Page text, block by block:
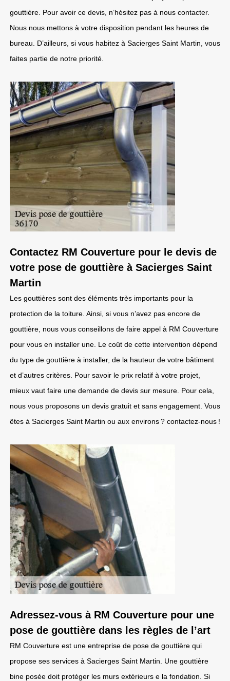
gouttière. Pour avoir ce devis, n’hésitez pas à nous contacter.
Nous nous mettons à votre disposition pendant les heures de
bureau. D’ailleurs, si vous habitez à Sacierges Saint Martin, vous
faites partie de notre priorité.
Contactez RM Couverture pour le devis de
votre pose de gouttière à Sacierges Saint
Martin
Les gouttières sont des éléments très importants pour la
protection de la toiture. Ainsi, si vous n’avez pas encore de
gouttière, nous vous conseillons de faire appel à RM Couverture
pour vous en installer une. Le coût de cette intervention dépend
du type de gouttière à installer, de la hauteur de votre bâtiment
et d’autres critères. Pour savoir le prix relatif à votre projet,
mieux vaut faire une demande de devis sur mesure. Pour cela,
nous vous proposons un devis gratuit et sans engagement. Vous
êtes à Sacierges Saint Martin ou aux environs ? contactez-nous !
Adressez-vous à RM Couverture pour une
pose de gouttière dans les règles de l’art
RM Couverture est une entreprise de pose de gouttière qui
propose ses services à Sacierges Saint Martin. Une gouttière
bine posée doit protéger les murs extérieurs e la fondation. Si